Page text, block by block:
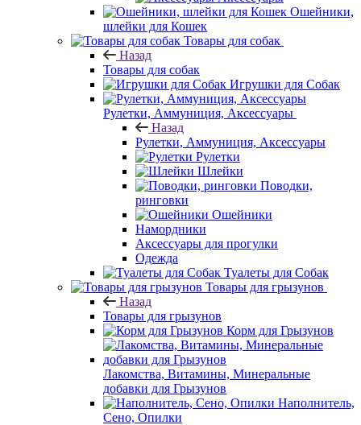
Ошейники,
шлейки для Кошек
Товары для собак
Назад
Товары для собак
Игрушки для Собак
Рулетки, Аммуниция, Аксессуары
Назад
Рулетки, Аммуниция, Аксессуары
Рулетки
Шлейки
Поводки,
ринговки
Ошейники
Намордники
Аксессуары для прогулки
Одежда
Туалеты для Собак
Товары для грызунов
Назад
Товары для грызунов
Корм для Грызунов
Лакомства, Витамины, Минеральные
добавки для Грызунов
Наполнитель,
Сено, Опилки